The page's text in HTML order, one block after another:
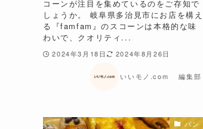
コーンが注目を集めているのをご存知で
しょうか。​ ​​岐阜県多治見市にお店を構え
る『famfam』のスコーンは本格的な味
わいで、クオリティ...
2024年3月18日 2024年8月26日
いいモノ.com 編集部
パン